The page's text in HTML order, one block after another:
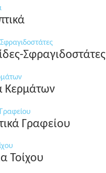
Σφραγιδοστάτες
Κερμάτων
Γραφείου
Τοίχου